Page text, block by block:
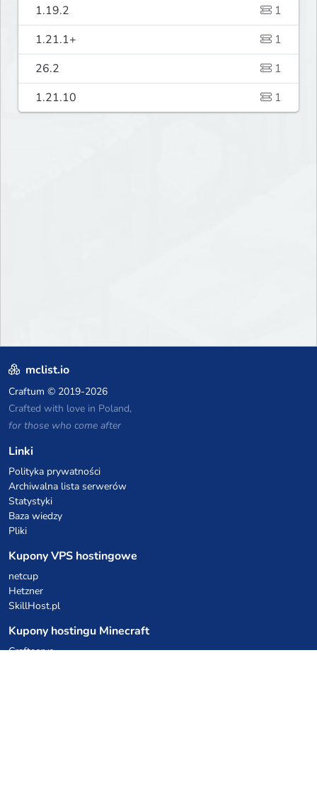
1.19.2
1
1.21.1+
1
26.2
1
1.21.10
1
mclist.io
Craftum © 2019-2026
Crafted with love in Poland,
for those who come after
Linki
Polityka prywatności
Archiwalna lista serwerów
Statystyki
Baza wiedzy
Pliki
Kupony VPS hostingowe
netcup
Hetzner
SkillHost.pl
Kupony hostingu Minecraft
Craftserve